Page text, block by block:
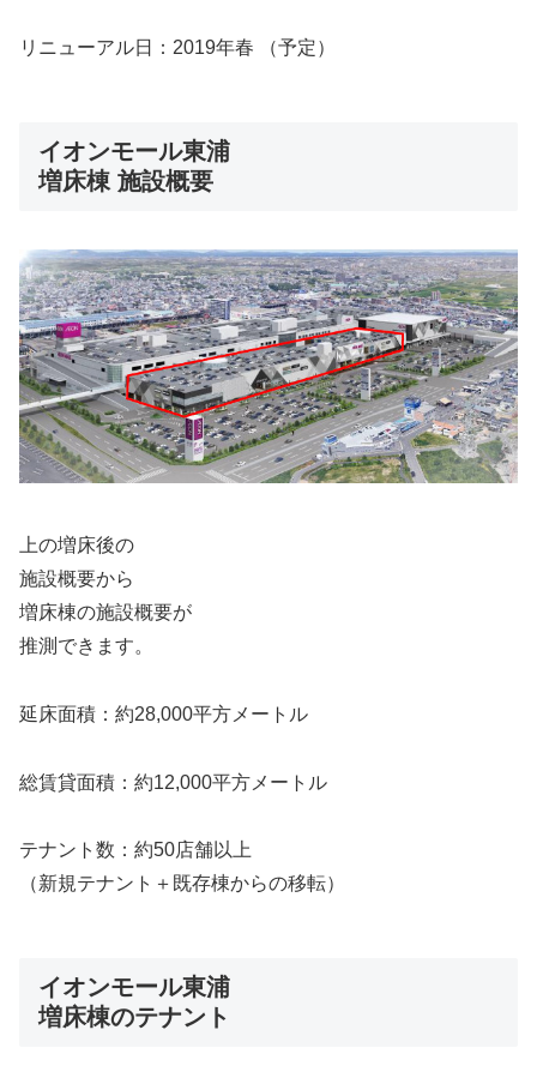
リニューアル日：2019年春 （予定）
イオンモール東浦
増床棟 施設概要
上の増床後の
施設概要から
増床棟の施設概要が
推測できます。
延床面積：約28,000平方メートル
総賃貸面積：約12,000平方メートル
テナント数：約50店舗以上
（新規テナント＋既存棟からの移転）
イオンモール東浦
増床棟のテナント